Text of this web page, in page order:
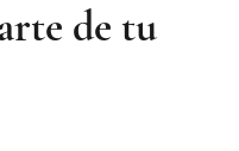
de tu